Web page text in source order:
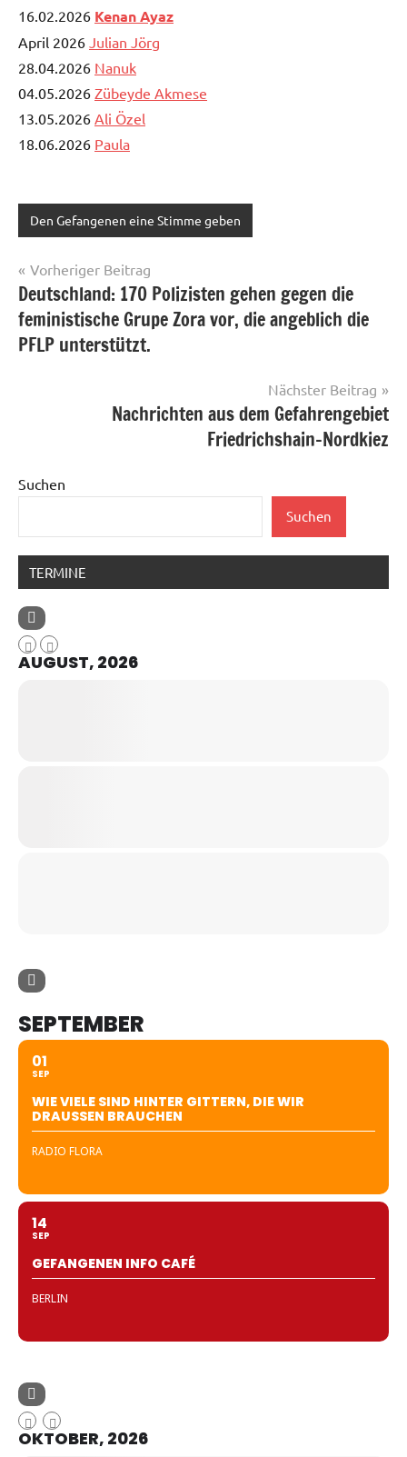
16.02.2026 Kenan Ayaz
April 2026 Julian Jörg
28.04.2026 Nanuk
04.05.2026 Zübeyde Akmese
13.05.2026 Ali Özel
18.06.2026 Paula
Den Gefangenen eine Stimme geben
Beitragsnavigation
Vorheriger Beitrag
Deutschland: 170 Polizisten gehen gegen die
feministische Grupe Zora vor, die angeblich die
PFLP unterstützt.
Nächster Beitrag
Nachrichten aus dem Gefahrengebiet
Friedrichshain-Nordkiez
Suchen
Suchen
TERMINE
AUGUST, 2026
SEPTEMBER
01
SEP
WIE VIELE SIND HINTER GITTERN, DIE WIR
DRAUSSEN BRAUCHEN
RADIO FLORA
14
SEP
GEFANGENEN INFO CAFÉ
BERLIN
OKTOBER, 2026